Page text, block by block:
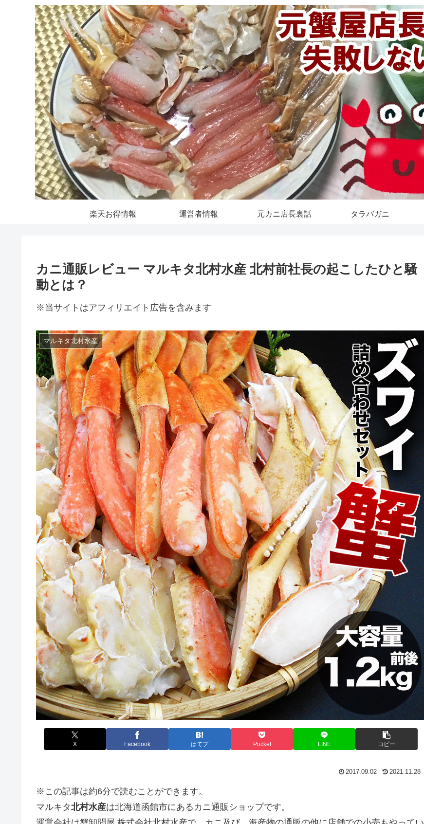
楽天お得情報 運営者情報 元カニ店長裏話 タラバガニ
カニ通販レビュー マルキタ北村水産 北村前社長の起こしたひと騒
動とは？
※当サイトはアフィリエイト広告を含みます
マルキタ北村水産
X Facebook はてブ Pocket LINE コピー
2017.09.02 2021.11.28
※この記事は約6分で読むことができます。
マルキタ北村水産は北海道函館市にあるカニ通販ショップです。